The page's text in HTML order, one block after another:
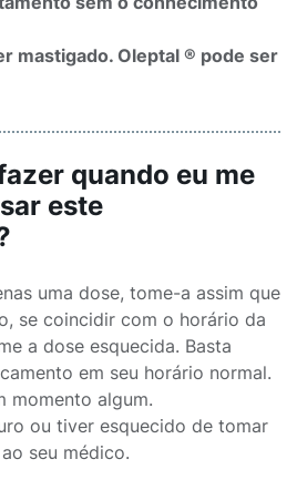
mastigado. Oleptal ® pode ser
quando eu me
este
uma dose, tome-a assim que
se coincidir com o horário da
a dose esquecida. Basta
em seu horário normal.
momento algum.
ou tiver esquecido de tomar
seu médico.